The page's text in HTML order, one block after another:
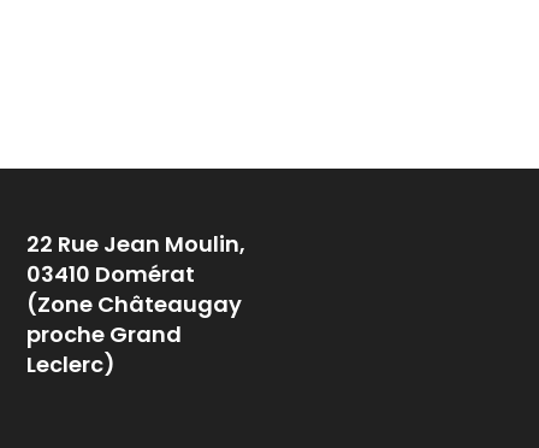
22 Rue Jean Moulin,
03410 Domérat
(Zone Châteaugay
proche Grand
Leclerc)